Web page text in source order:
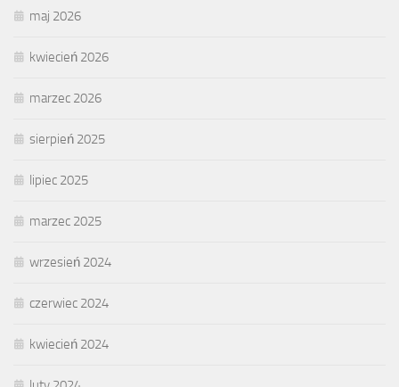
maj 2026
kwiecień 2026
marzec 2026
sierpień 2025
lipiec 2025
marzec 2025
wrzesień 2024
czerwiec 2024
kwiecień 2024